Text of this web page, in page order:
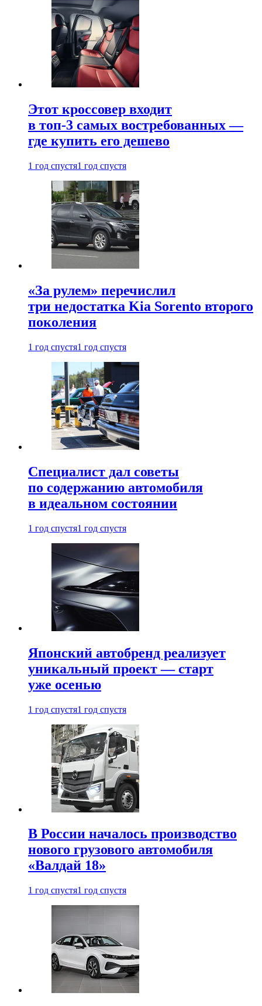
Этот кроссовер входит
в топ-3 самых востребованных —
где купить его дешево
1 год спустя1 год спустя
«За рулем» перечислил
три недостатка Kia Sorento второго
поколения
1 год спустя1 год спустя
Специалист дал советы
по содержанию автомобиля
в идеальном состоянии
1 год спустя1 год спустя
Японский автобренд реализует
уникальный проект — старт
уже осенью
1 год спустя1 год спустя
В России началось производство
нового грузового автомобиля
«Валдай 18»
1 год спустя1 год спустя